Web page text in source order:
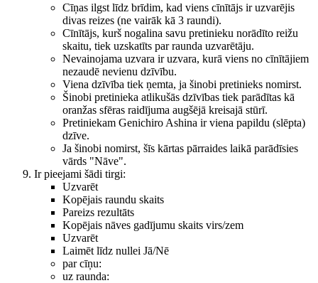
Cīņas ilgst līdz brīdim, kad viens cīnītājs ir uzvarējis
divas reizes (ne vairāk kā 3 raundi).
Cīnītājs, kurš nogalina savu pretinieku norādīto reižu
skaitu, tiek uzskatīts par raunda uzvarētāju.
Nevainojama uzvara ir uzvara, kurā viens no cīnītājiem
nezaudē nevienu dzīvību.
Viena dzīvība tiek ņemta, ja šinobi pretinieks nomirst.
Šinobi pretinieka atlikušās dzīvības tiek parādītas kā
oranžas sfēras raidījuma augšējā kreisajā stūrī.
Pretiniekam Genichiro Ashina ir viena papildu (slēpta)
dzīve.
Ja šinobi nomirst, šīs kārtas pārraides laikā parādīsies
vārds "Nāve".
Ir pieejami šādi tirgi:
Uzvarēt
Kopējais raundu skaits
Pareizs rezultāts
Kopējais nāves gadījumu skaits virs/zem
Uzvarēt
Laimēt līdz nullei Jā/Nē
par cīņu:
uz raunda: